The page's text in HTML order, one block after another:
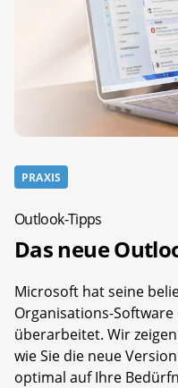
PRAXIS
Outlook-Tipps
Das neue
Microsoft hat seine
Organisations-
überarbeitet. Wir
wie Sie die neue
optimal auf Ihre